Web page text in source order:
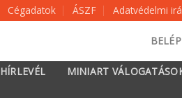
Cégadatok ÁSZF Adatvédelmi
HÍRLEVÉL MINIART